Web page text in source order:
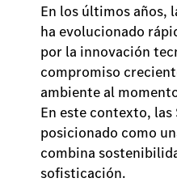
En los últimos
ha evolucionado
por la innovación
compromiso
ambiente al
En este contexto, las
posicionado como
combina
sofisticación.